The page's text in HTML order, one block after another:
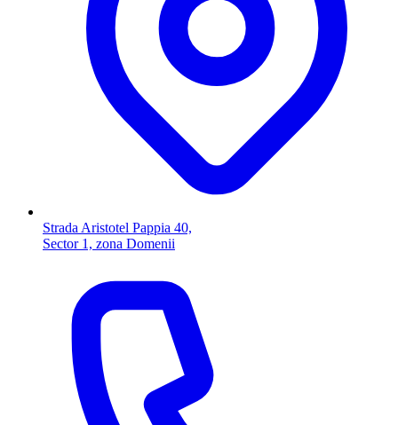
Strada Aristotel Pappia 40,
Sector 1, zona Domenii